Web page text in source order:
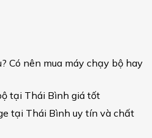
Có nên mua máy chạy bộ hay
tại Thái Bình giá tốt
tại Thái Bình uy tín và chất